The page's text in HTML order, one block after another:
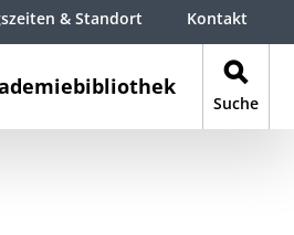
Suche
& Standort Kontakt